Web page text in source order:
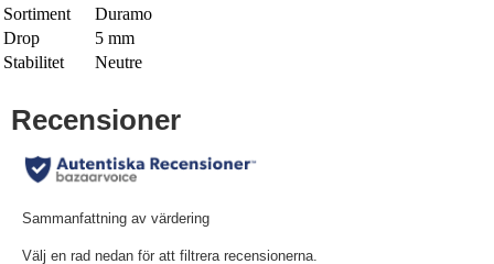
Sortiment
Duramo
Drop
5 mm
Stabilitet
Neutre